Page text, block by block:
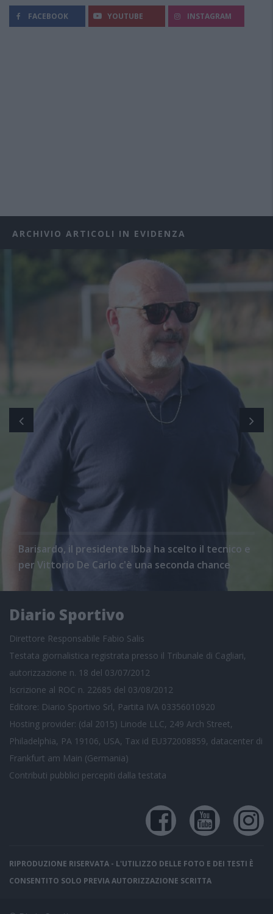
FACEBOOK YOUTUBE INSTAGRAM
ARCHIVIO ARTICOLI IN EVIDENZA
Barisardo, il presidente Ibba ha scelto il tecnico e
per Vittorio De Carlo c'è una seconda chance
Diario Sportivo
Direttore Responsabile Fabio Salis
Testata giornalistica registrata presso il Tribunale di Cagliari,
autorizzazione n. 18 del 03/07/2012
Iscrizione al ROC n. 22685 del 03/08/2012
Editore: Diario Sportivo Srl, Partita IVA 03356010920
Hosting provider: (dal 2015) Linode LLC, 249 Arch Street,
Philadelphia, PA 19106, USA, Tax id EU372008859, datacenter di
Frankfurt am Main (Germania)
Contributi pubblici percepiti dalla testata
RIPRODUZIONE RISERVATA - L'UTILIZZO DELLE FOTO E DEI TESTI È
CONSENTITO SOLO PREVIA AUTORIZZAZIONE SCRITTA